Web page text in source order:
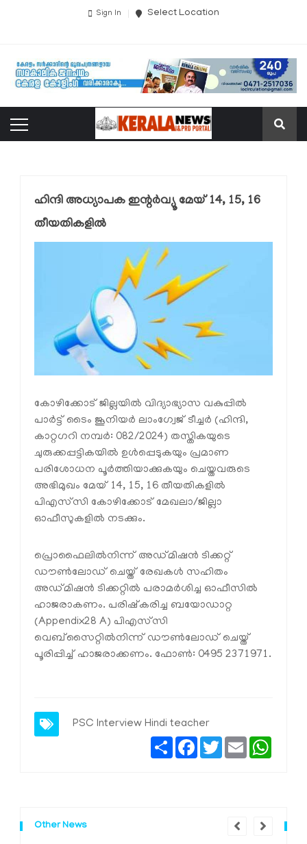
Sign In Select Location
ഹിന്ദി അധ്യാപക ഇന്റര്‍വ്യൂ മേയ് 14, 15, 16
തീയതികളില്‍
കോഴിക്കോട് ജില്ലയില്‍ വിദ്യാഭ്യാസ വകുപ്പില്‍
പാര്‍ട്ട് ടൈം ജൂനിയര്‍ ലാംഗ്വേജ് ടീച്ചര്‍ (ഹിന്ദി,
കാറ്റഗറി നമ്പര്‍: 082/2024) തസ്തികയുടെ
ചുരുക്കപ്പട്ടികയില്‍ ഉള്‍പ്പെടുകയും പ്രമാണ
പരിശോധന പൂര്‍ത്തിയാക്കുകയും ചെയ്തവരുടെ
അഭിമുഖം മേയ് 14, 15, 16 തീയതികളില്‍
പിഎസ്‌സി കോഴിക്കോട് മേഖലാ/ജില്ലാ
ഓഫീസുകളില്‍ നടക്കും.
പ്രൊഫൈലില്‍നിന്ന് അഡ്മിഷന്‍ ടിക്കറ്റ്
ഡൗണ്‍ലോഡ് ചെയ്ത് രേഖകള്‍ സഹിതം
അഡ്മിഷന്‍ ടിക്കറ്റില്‍ പരാമര്‍ശിച്ച ഓഫീസില്‍
ഹാജരാകണം. പരിഷ്‌കരിച്ച ബയോഡാറ്റ
(Appendix28 A) പിഎസ്‌സി
വെബ്‌സൈറ്റില്‍നിന്ന് ഡൗണ്‍ലോഡ് ചെയ്ത്
പൂരിപ്പിച്ച് ഹാജരാക്കണം. ഫോണ്‍: 0495 2371971.
PSC Interview Hindi teacher
ShareFacebook
TwitterEmail
Other News